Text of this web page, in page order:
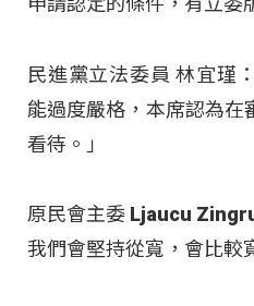
民進黨立法委員 林宜瑾
能過度嚴格，本席認為在
看待。」
原民會主委 Ljaucu
我們會堅持從寬，會比較